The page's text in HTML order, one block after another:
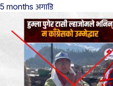
5 months अगाडि